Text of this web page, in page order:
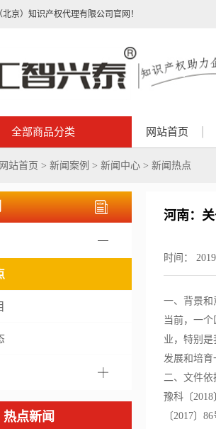
京）知识产权代理有限公司官网！
全部商品分类 网站首页
网站首页 > 新闻案例 > 新闻中心 > 新闻热点
热点新闻
河南：
时间：
一、背景和
当前，一个
业 ，特别
发展和培育
二、文件依
豫科〔
〔2017〕